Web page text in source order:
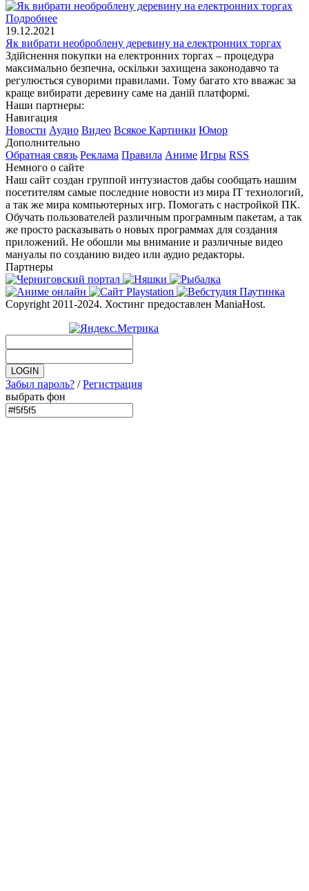
Подробнее
19.12.2021
Як вибрати необроблену деревину на електронних торгах
Здійснення покупки на електронних торгах – процедура
максимально безпечна, оскільки захищена законодавчо та
регулюється суворими правилами. Тому багато хто вважає за
краще вибирати деревину саме на даній платформі.
Наши партнеры:
Навигация
Новости Аудио Видео Всякое Картинки Юмор
Дополнительно
Обратная связь Реклама Правила Аниме Игры RSS
Немного о сайте
Наш сайт создан группой интузиастов дабы сообщать нашим
посетителям самые последние новости из мира IT технологий,
а так же мира компьютерных игр. Помогать с настройкой ПК.
Обучать пользователей различным програмным пакетам, а так
же просто расказывать о новых программах для создания
приложений. Не обошли мы внимание и различные видео
мануалы по созданию видео или аудио редакторы.
Партнеры
Copyright 2011-2024. Хостинг предоставлен ManiaHost.
Забыл пароль? /Регистрация
выбрать фон